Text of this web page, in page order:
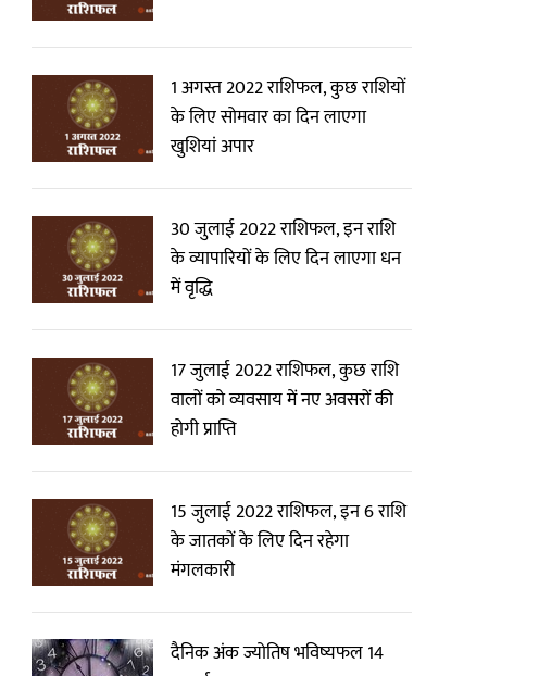
1 अगस्त 2022 राशिफल, कुछ राशियों
के लिए सोमवार का दिन लाएगा
खुशियां अपार
30 जुलाई 2022 राशिफल, इन राशि
के व्यापारियों के लिए दिन लाएगा धन
में वृद्धि
17 जुलाई 2022 राशिफल, कुछ राशि
वालों को व्यवसाय में नए अवसरों की
होगी प्राप्ति
15 जुलाई 2022 राशिफल, इन 6 राशि
के जातकों के लिए दिन रहेगा
मंगलकारी
दैनिक अंक ज्योतिष भविष्यफल 14